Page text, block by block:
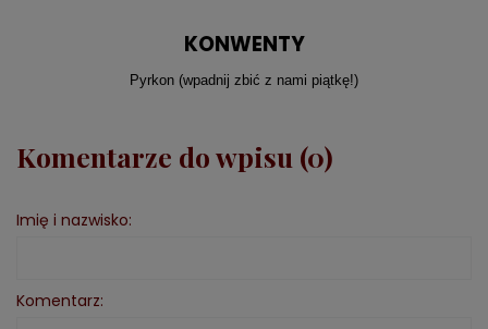
KONWENTY
Pyrkon (wpadnij zbić z nami piątkę!)
Komentarze do wpisu (0)
Imię i nazwisko:
Komentarz: